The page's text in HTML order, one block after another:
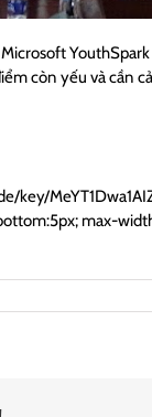
còn yếu và cần
max-